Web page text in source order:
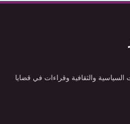
السياسية والثقافية وقراءات في قضايا